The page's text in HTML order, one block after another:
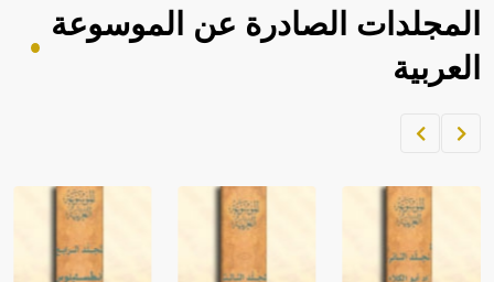
المجلدات الصادرة عن الموسوعة
العربية